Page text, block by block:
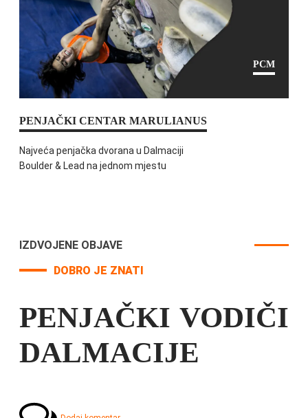
PCM
PENJAČKI CENTAR MARULIANUS
Najveća penjačka dvorana u Dalmaciji
Boulder & Lead na jednom mjestu
IZDVOJENE OBJAVE
DOBRO JE ZNATI
PENJAČKI VODIČI
DALMACIJE